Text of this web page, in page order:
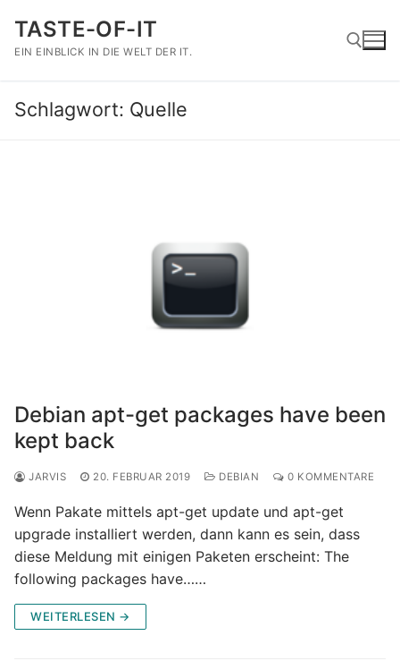
Inhalt
springen
TASTE-OF-IT
EIN EINBLICK IN DIE WELT DER IT.
Schlagwort: Quelle
Debian apt-get packages have been
kept back
JARVIS 20. FEBRUAR 2019 DEBIAN 0 KOMMENTARE
Wenn Pakate mittels apt-get update und apt-get
upgrade installiert werden, dann kann es sein, dass
diese Meldung mit einigen Paketen erscheint: The
following packages have……
WEITERLESEN →